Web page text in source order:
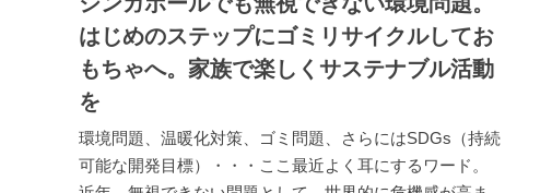
はじめのステップにゴミリサイクルしてお
もちゃへ。家族で楽しくサステナブル活動
を
環境問題、温暖化対策、ゴミ問題、さらにはSDGs（持続
可能な開発目標）・・・ここ最近よく耳にするワード。